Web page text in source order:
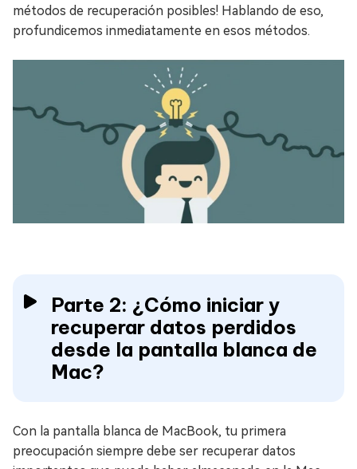
métodos de recuperación posibles! Hablando de eso,
profundicemos inmediatamente en esos métodos.
Parte 2: ¿Cómo iniciar y
recuperar datos perdidos
desde la pantalla blanca de
Mac?
Con la pantalla blanca de MacBook, tu primera
preocupación siempre debe ser recuperar datos